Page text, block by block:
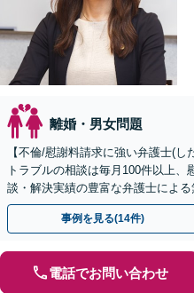
離婚・男女問題
【不倫/慰謝料請求に強い弁護士(
トラブルの相談は毎月100件以上
談・解決実績の豊富な弁護士によ
回相談０円(電話)】【全国対応】
事例を見る(14件)
電話でお問い合わせ